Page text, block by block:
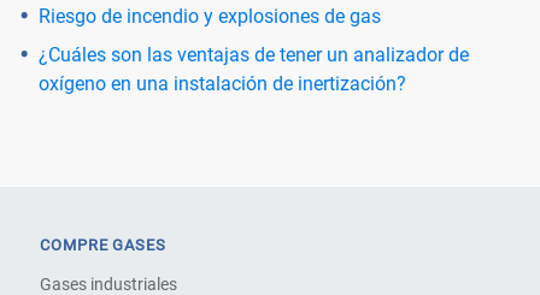
Riesgo de incendio y explosiones de gas
¿Cuáles son las ventajas de tener un analizador de
oxígeno en una instalación de inertización?
COMPRE GASES
Gases industriales